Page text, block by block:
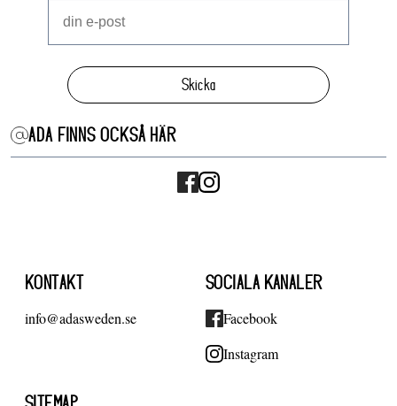
Skicka
ADA FINNS OCKSÅ HÄR
KONTAKT
info@adasweden.se
SOCIALA KANALER
Facebook
Instagram